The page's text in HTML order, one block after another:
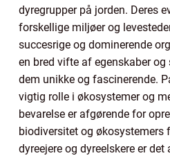
dyregrupper på jorden. Deres
forskellige miljøer og
succesrige og dominerende
en bred vifte af egenskaber og
dem unikke og fascinerende.
vigtig rolle i økosystemer og
bevarelse er afgørende for
biodiversitet og økosystemers
dyreejere og dyreelskere er